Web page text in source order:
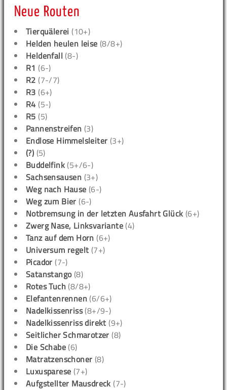
Neue Routen
Tierquälerei (10+)
Helden heulen leise (8/8+)
Heldenfall (8-)
R1 (6-)
R2 (7-/7)
R3 (6+)
R4 (5-)
R5 (5)
Pannenstreifen (3)
Endlose Himmelsleiter (3+)
(?) (5)
Buddelfink (5+/6-)
Sachsensausen (3+)
Weg nach Hause (6-)
Weg zum Bier (6-)
Notbremsung in der letzten Ausfahrt Glück (6+)
Zwerg Nase, Linksvariante (4)
Tanz auf dem Horn (6+)
Universum regelt (7+)
Picador (7-)
Satanstango(8)
Rotes Tuch (8/8+)
Elefantenrennen (6/6+)
Nadelkissenriss(8+/9-)
Nadelkissenriss direkt (9+)
Seitlicher Schmarotzer (8)
Die Schabe (6)
Matratzenschoner (8)
Luxusparese (7+)
Aufgstellter Mausdreck (7-)